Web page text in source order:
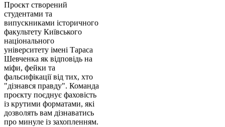
Проєкт створений
студентами та
випускниками історичного
факультету Київського
національного
університету імені Тараса
Шевченка як відповідь на
міфи, фейки та
фальсифікації від тих, хто
"дізнався правду". Команда
проєкту поєднує фаховість
із крутими форматами, які
дозволять вам дізнаватись
про минуле із захопленням.